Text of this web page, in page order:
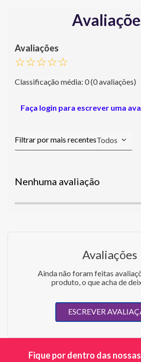
☆☆☆☆☆
Classificação média: 0(0 avaliações)
Faça login para escrever uma
Todos
Nenhuma avaliação
Avaliações
Ainda não foram feitas
produto, o que acha de
ESCREVER
Fique por dentro das